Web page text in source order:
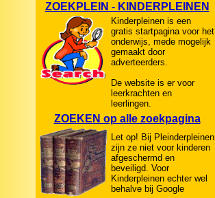
ZOEKPLEIN - KINDERPLEINEN
Kinderpleinen is een
gratis startpagina voor het
onderwijs, mede mogelijk
gemaakt door
adverteerders.
De website is er voor
leerkrachten en
leerlingen.
ZOEKEN op alle zoekpagina
Let op! Bij Pleinderpleinen
zijn ze niet voor kinderen
afgeschermd en
beveiligd. Voor
Kinderpleinen echter wel
behalve bij Google